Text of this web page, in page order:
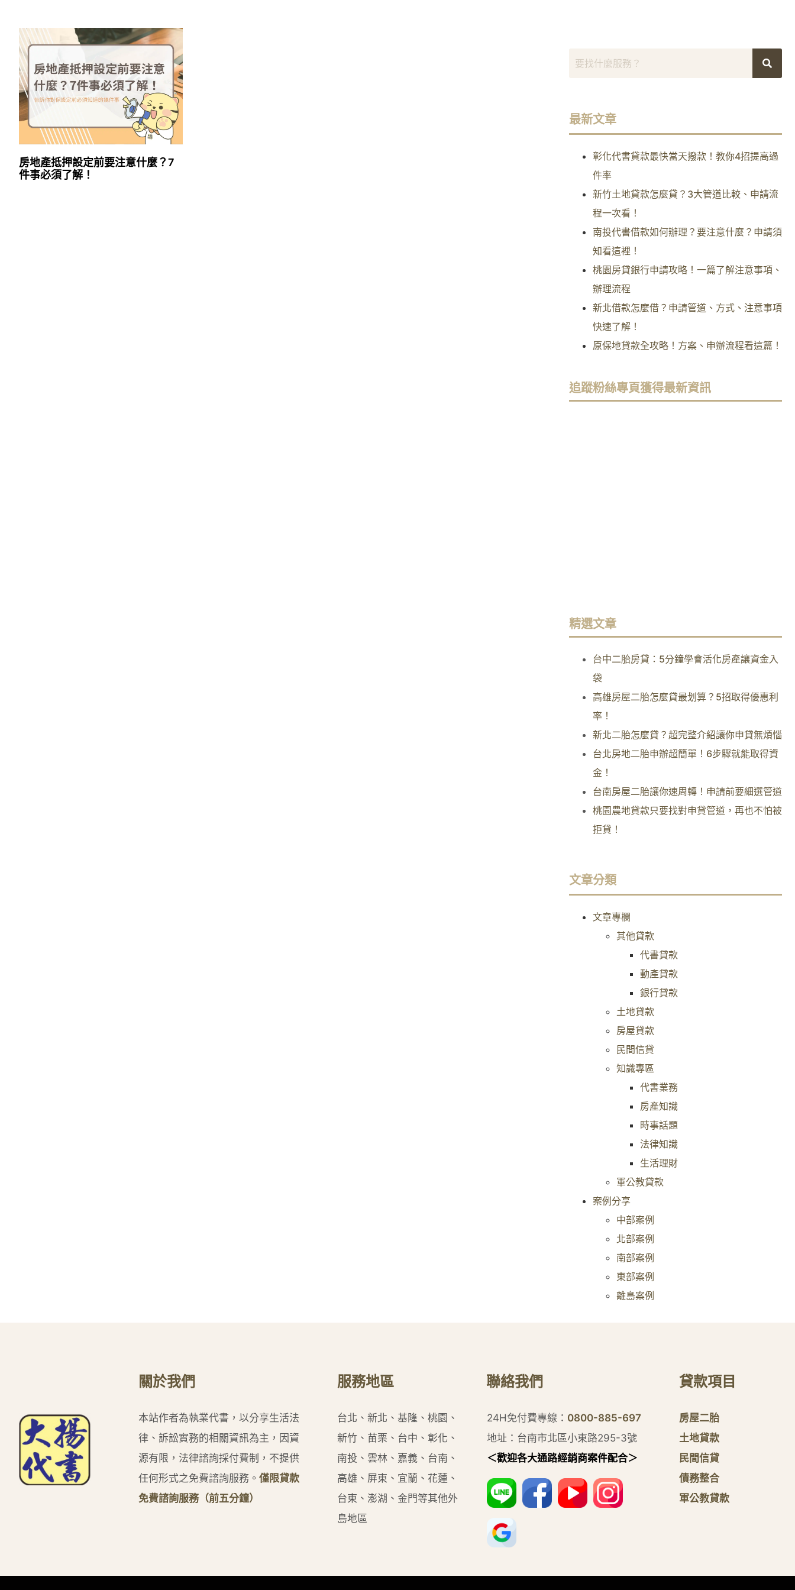
房地產抵押設定前要注意什麼？7
件事必須了解！
最新文章
彰化代書貸款最快當天撥款！教你4招提高過
件率
新竹土地貸款怎麼貸？3大管道比較、申請流
程一次看！
南投代書借款如何辦理？要注意什麼？申請須
知看這裡！
桃園房貸銀行申請攻略！一篇了解注意事項、
辦理流程
新北借款怎麼借？申請管道、方式、注意事項
快速了解！
原保地貸款全攻略！方案、申辦流程看這篇！
追蹤粉絲專頁獲得最新資訊
精選文章
台中二胎房貸：5分鐘學會活化房產讓資金入
袋
高雄房屋二胎怎麼貸最划算？5招取得優惠利
率！
新北二胎怎麼貸？超完整介紹讓你申貸無煩惱
台北房地二胎申辦超簡單！6步驟就能取得資
金！
台南房屋二胎讓你速周轉！申請前要細選管道
桃園農地貸款只要找對申貸管道，再也不怕被
拒貸！
文章分類
文章專欄
其他貸款
代書貸款
動產貸款
銀行貸款
土地貸款
房屋貸款
民間信貸
知識專區
代書業務
房產知識
時事話題
法律知識
生活理財
軍公教貸款
案例分享
中部案例
北部案例
南部案例
東部案例
離島案例
關於我們
本站作者為執業代書，以分享生活法
律、訴訟實務的相關資訊為主，因資
源有限，法律諮詢採付費制，不提供
任何形式之免費諮詢服務。 僅限貸款
免費諮詢服務（前五分鐘）
服務地區
台北、新北、基隆、桃園、
新竹、苗栗、台中、彰化、
南投、雲林、嘉義、台南、
高雄、屏東、宜蘭、花蓮、
台東、澎湖、金門等其他外
島地區
聯絡我們
24H免付費專線： 0800-885-697
地址：台南市北區小東路295-3號
＜歡迎各大通路經銷商案件配合＞
貸款項目
房屋二胎
土地貸款
民間信貸
債務整合
軍公教貸款